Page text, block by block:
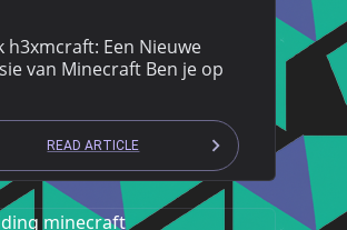
h3xmcraft: Een Nieuwe
van Minecraft Ben je op
READ ARTICLE